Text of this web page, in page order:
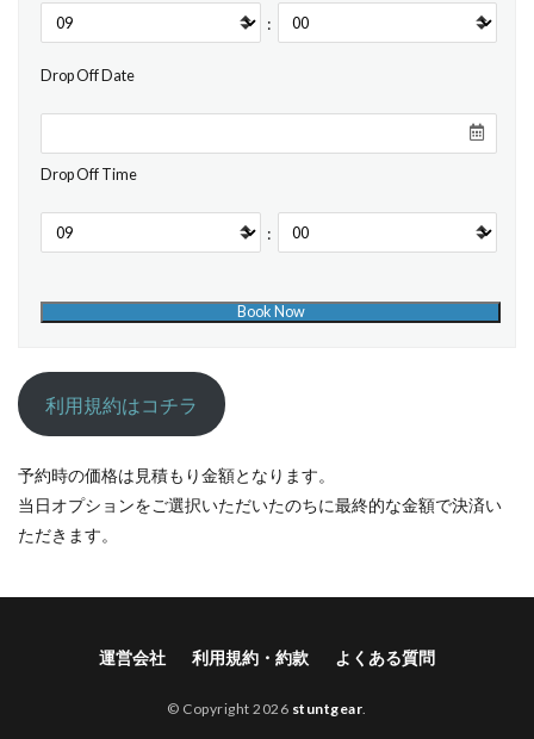
:
Drop Off Date
Drop Off Time
:
利用規約はコチラ
予約時の価格は見積もり金額となります。
当日オプションをご選択いただいたのちに最終的な金額で決済い
ただきます。
運営会社 利用規約・約款 よくある質問
© Copyright 2026 stuntgear.